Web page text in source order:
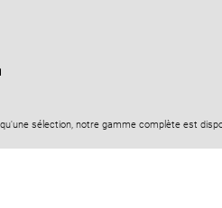
sélection, notre gamme complète est